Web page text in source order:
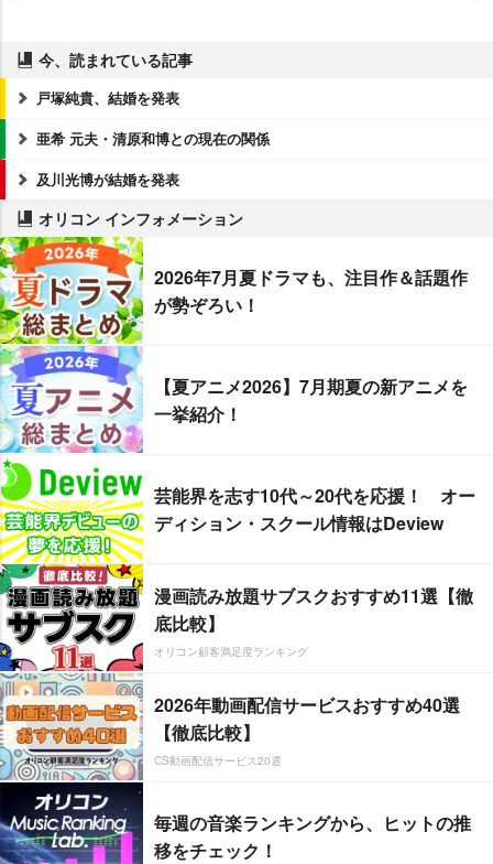
今、読まれている記事
戸塚純貴、結婚を発表
亜希 元夫・清原和博との現在の関係
及川光博が結婚を発表
オリコン インフォメーション
2026年7月夏ドラマも、注目作＆話題作
が勢ぞろい！
【夏アニメ2026】7月期夏の新アニメを
一挙紹介！
芸能界を志す10代～20代を応援！ オー
ディション・スクール情報はDeview
漫画読み放題サブスクおすすめ11選【徹
底比較】
オリコン顧客満足度ランキング
2026年動画配信サービスおすすめ40選
【徹底比較】
CS動画配信サービス20選
毎週の音楽ランキングから、ヒットの推
移をチェック！